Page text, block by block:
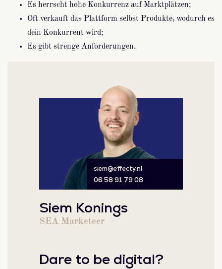
Es herrscht hohe Konkurrenz auf Marktplätzen;
Oft verkauft das Plattform selbst Produkte, wodurch es
dein Konkurrent wird;
Es gibt strenge Anforderungen.
siem@effecty.nl
06 58 91 79 08
Siem Konings
SEA Marketeer
Dare to be digital?